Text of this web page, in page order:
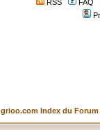
RSS FAQ
grioo.com Index du Forum